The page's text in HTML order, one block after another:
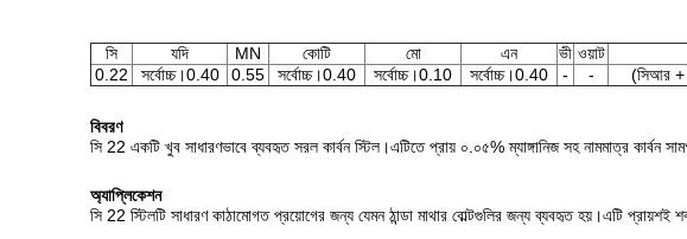
সি
যদি MN কোটি মো এন ভী ওয়াট
0.22
সর্বোচ্চ।0.40 0.55 সর্বোচ্চ।0.40 সর্বোচ্চ।0.10 সর্বোচ্চ।0.40 - - (সিআর +
বিবরণ
সি 22 একটি খুব সাধারণভাবে ব্যবহৃত সরল কার্বন স্টিল।এটিতে প্রায় ০.০৫% ম্যাঙ্গানিজ সহ নামমাত্র
অ্যাপ্লিকেশন
সি 22 স্টিলটি সাধারণ কাঠামোগত প্রয়োগের জন্য যেমন ঠান্ডা মাথার বোল্টগুলির জন্য ব্যবহৃত হয়।এটি